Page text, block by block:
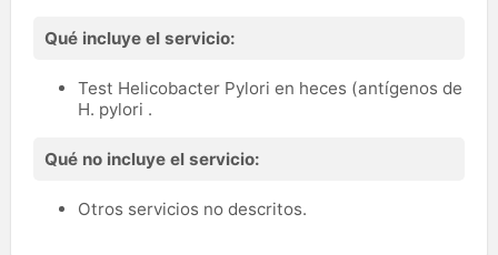
Qué incluye el servicio:
Test Helicobacter Pylori en heces (antígenos de
H. pylori .
Qué no incluye el servicio:
Otros servicios no descritos.